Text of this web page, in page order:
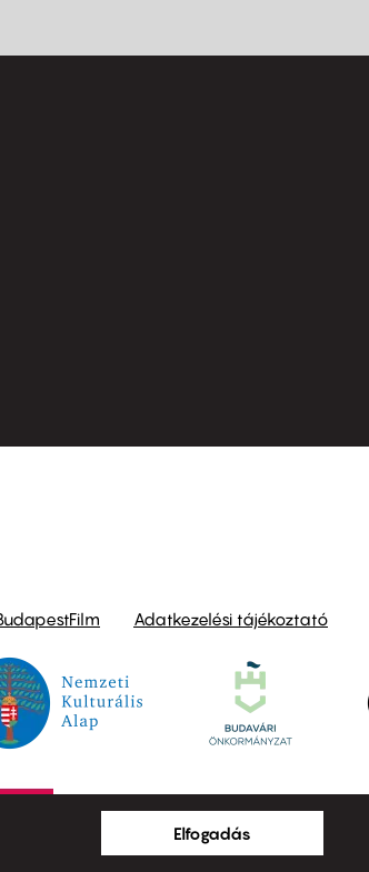
Adatkezelési tájékoztató
Elfogadás